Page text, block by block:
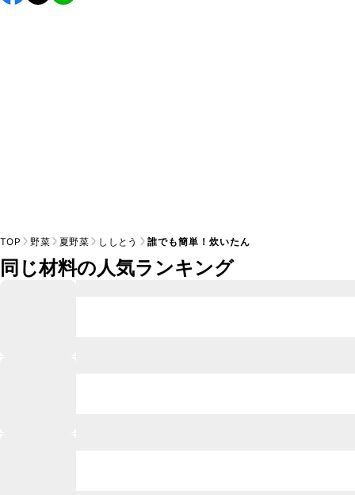
し上がりください。
TOP 野菜 夏野菜 ししとう 誰でも簡単！炊いたん
同じ材料の人気ランキング